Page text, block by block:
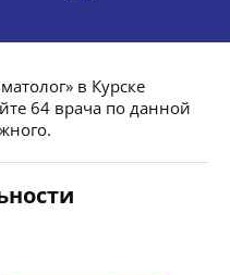
в Курске
64 врача по данной